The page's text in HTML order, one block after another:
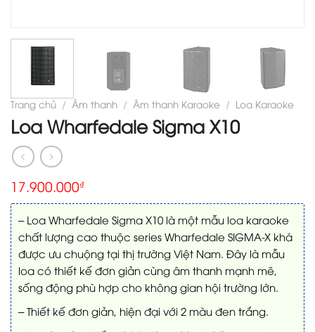
Trang chủ / Âm thanh / Âm thanh Karaoke / Loa Karaoke
Loa Wharfedale Sigma X10
17.900.000₫
– Loa Wharfedale Sigma X10 là một mẫu loa karaoke
chất lượng cao thuộc series Wharfedale SIGMA-X khá
được ưu chuộng tại thị trường Việt Nam. Đây là mẫu
loa có thiết kế đơn giản cùng âm thanh mạnh mẽ,
sống động phù hợp cho không gian hội trường lớn.
– Thiết kế đơn giản, hiện đại với 2 màu đen trắng.